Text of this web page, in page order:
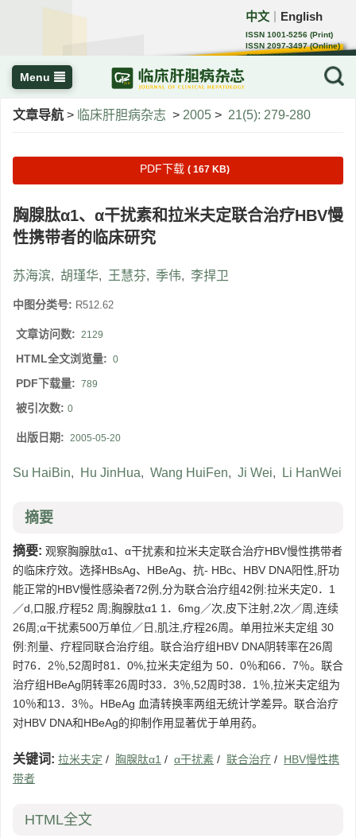
中文 English
ISSN 1001-5256 (Print)
ISSN 2097-3497 (Online)
CN 22-1108/R
Menu
文章导航 > 临床肝胆病杂志 > 2005 > 21(5): 279-280
PDF下载 ( 167 KB)
胸腺肽α1、α干扰素和拉米夫定联合治疗HBV慢
性携带者的临床研究
苏海滨, 胡瑾华, 王慧芬, 季伟, 李捍卫
中图分类号: R512.62
文章访问数: 2129
HTML全文浏览量: 0
PDF下载量: 789
被引次数: 0
出版日期: 2005-05-20
Su HaiBin, Hu JinHua, Wang HuiFen, Ji Wei, Li HanWei
摘要
摘要: 观察胸腺肽α1、α干扰素和拉米夫定联合治疗HBV慢性携带者
的临床疗效。选择HBsAg、HBeAg、抗- HBc、HBV DNA阳性,肝功
能正常的HBV慢性感染者72例,分为联合治疗组42例:拉米夫定0．1
／d,口服,疗程52 周;胸腺肽α1 1．6mg／次,皮下注射,2次／周,连续
26周;α干扰素500万单位／日,肌注,疗程26周。单用拉米夫定组 30
例:剂量、疗程同联合治疗组。联合治疗组HBV DNA阴转率在26周
时76．2％,52周时81．0%,拉米夫定组为 50．0％和66．7％。联合
治疗组HBeAg阴转率26周时33．3％,52周时38．1％,拉米夫定组为
10％和13．3％。HBeAg 血清转换率两组无统计学差异。联合治疗
对HBV DNA和HBeAg的抑制作用显著优于单用药。
关键词: 拉米夫定 / 胸腺肽α1 / α干扰素 / 联合治疗 / HBV慢性携
带者
HTML全文